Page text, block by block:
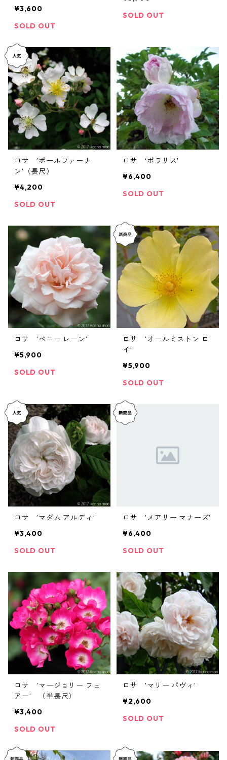
¥3,600
SOLD OUT
SOLD OUT
ロサ ’ポールファーナ
ン’（長尺）
¥4,200
SOLD OUT
ロサ ‘ポラリス’
¥6,400
SOLD OUT
ロサ ’ペニー レーン’
¥5,900
SOLD OUT
ロサ ’オールミストン ロ
イ’
¥5,900
SOLD OUT
ロサ ’マダム アルディ’
¥3,400
SOLD OUT
ロサ ’メアリー マナーズ’
¥6,400
SOLD OUT
ロサ ’マージョリー フェ
アー’ （半長尺）
¥3,400
SOLD OUT
ロサ ’マリー パヴィ’
¥2,600
SOLD OUT